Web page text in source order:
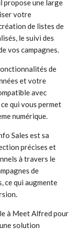
propose une large
votre
de listes de
le suivi des
vos campagnes.
de
et votre
avec
qui vous permet
numérique.
Sales est sa
précises et
à travers le
de
ce qui augmente
à Meet Alfred pour
solution